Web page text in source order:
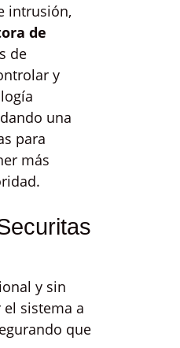
intrusión,
de
de
y
una
para
más
y sin
sistema a
que